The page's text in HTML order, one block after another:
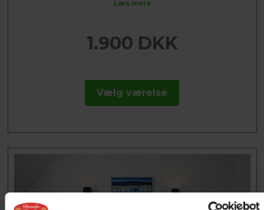
Læs mere
1.900 DKK
Vælg værelse